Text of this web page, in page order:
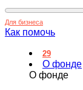
Для бизнеса
Как помочь
29
О фонде
О фонде